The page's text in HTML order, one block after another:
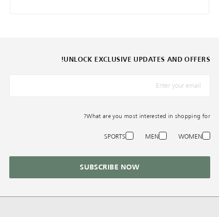
UNLOCK EXCLUSIVE UPDATES AND OFFERS!
*البريد الإلكترونيّ
What are you most interested in shopping for?
WOMEN
MEN
SPORTS
SUBSCRIBE NOW